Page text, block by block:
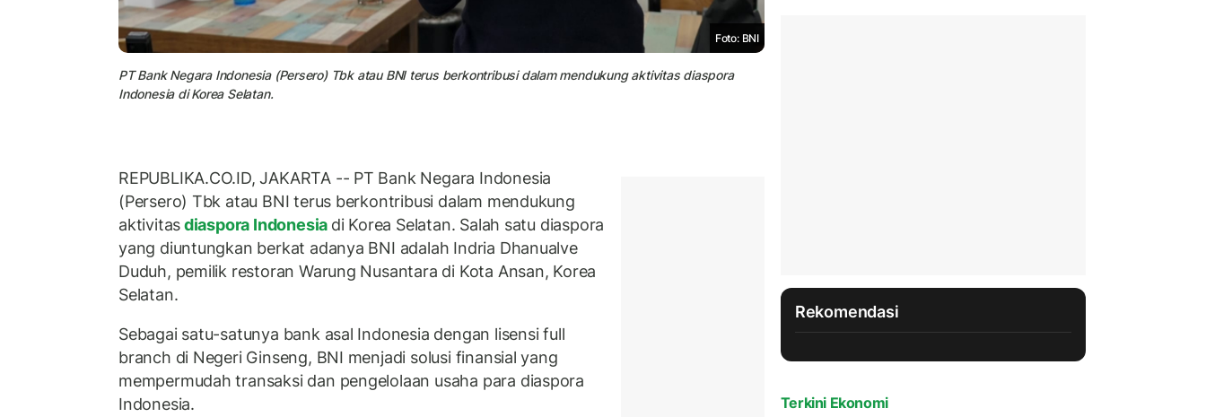
Foto: BNI
PT Bank Negara Indonesia (Persero) Tbk atau BNI terus berkontribusi dalam mendukung aktivitas diaspora
Indonesia di Korea Selatan.
REPUBLIKA.CO.ID, JAKARTA -- PT Bank Negara Indonesia
(Persero) Tbk atau BNI terus berkontribusi dalam mendukung
aktivitasdiaspora Indonesia di Korea Selatan. Salah satu diaspora
yang diuntungkan berkat adanya BNI adalah Indria Dhanualve
Duduh, pemilik restoran Warung Nusantara di Kota Ansan, Korea
Selatan.
Sebagai satu-satunya bank asal Indonesia dengan lisensi full
branch di Negeri Ginseng, BNI menjadi solusi finansial yang
mempermudah transaksi dan pengelolaan usaha para diaspora
Indonesia.
Rekomendasi
Terkini Ekonomi